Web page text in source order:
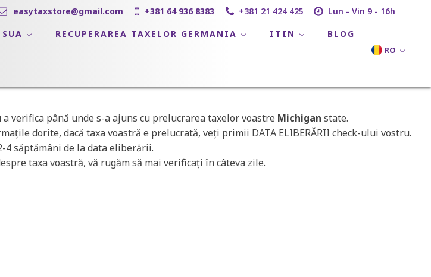
easytaxstore@gmail.com +381 64 936 8383 +381 21 424 425
Lun - Vin 9 - 16h
RECUPERAREA TAXELOR GERMANIA ITIN BLOG
RO
verifica până unde s-a ajuns cu prelucrarea taxelor voastre Michigan state.
dorite, dacă taxa voastră e prelucrată, veţi primii DATA ELIBERĂRII check-ului vostru.
4 săptămâni de la data eliberării.
taxa voastră, vă rugăm să mai verificaţi în câteva zile.